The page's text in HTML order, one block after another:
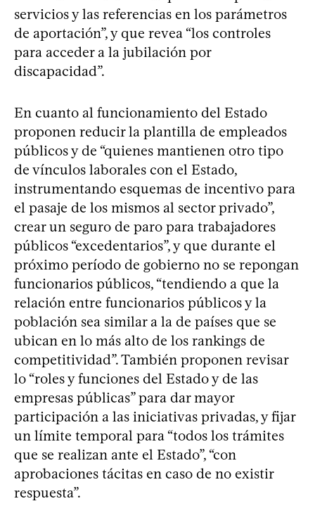
servicios y las referencias en los parámetros
de aportación”, y que revea “los controles
para acceder a la jubilación por
discapacidad”.
En cuanto al funcionamiento del Estado
proponen reducir la plantilla de empleados
públicos y de “quienes mantienen otro tipo
de vínculos laborales con el Estado,
instrumentando esquemas de incentivo para
el pasaje de los mismos al sector privado”,
crear un seguro de paro para trabajadores
públicos “excedentarios”, y que durante el
próximo período de gobierno no se repongan
funcionarios públicos, “tendiendo a que la
relación entre funcionarios públicos y la
población sea similar a la de países que se
ubican en lo más alto de los rankings de
competitividad”. También proponen revisar
lo “roles y funciones del Estado y de las
empresas públicas” para dar mayor
participación a las iniciativas privadas, y fijar
un límite temporal para “todos los trámites
que se realizan ante el Estado”, “con
aprobaciones tácitas en caso de no existir
respuesta”.